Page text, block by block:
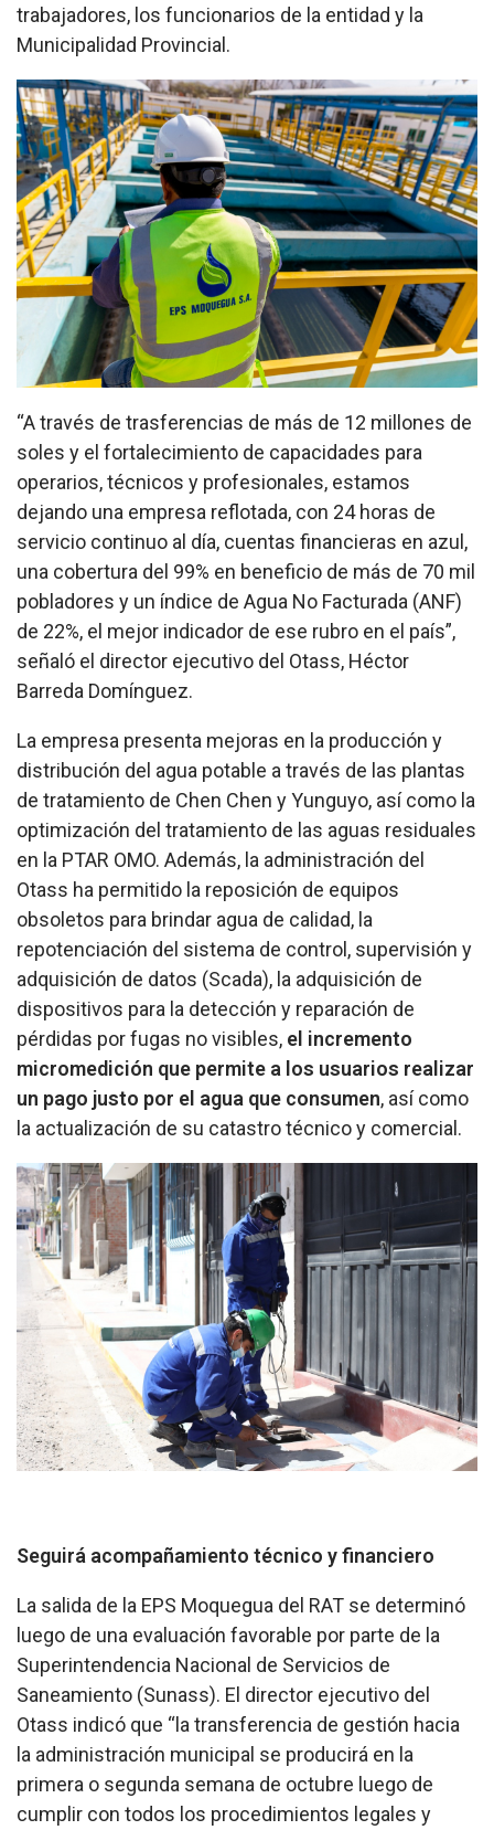
trabajadores, los funcionarios de la entidad y la
Municipalidad Provincial.
“A través de trasferencias de más de 12 millones de
soles y el fortalecimiento de capacidades para
operarios, técnicos y profesionales, estamos
dejando una empresa reflotada, con 24 horas de
servicio continuo al día, cuentas financieras en azul,
una cobertura del 99% en beneficio de más de 70 mil
pobladores y un índice de Agua No Facturada (ANF)
de 22%, el mejor indicador de ese rubro en el país”,
señaló el director ejecutivo del Otass, Héctor
Barreda Domínguez.
La empresa presenta mejoras en la producción y
distribución del agua potable a través de las plantas
de tratamiento de Chen Chen y Yunguyo, así como la
optimización del tratamiento de las aguas residuales
en la PTAR OMO. Además, la administración del
Otass ha permitido la reposición de equipos
obsoletos para brindar agua de calidad, la
repotenciación del sistema de control, supervisión y
adquisición de datos (Scada), la adquisición de
dispositivos para la detección y reparación de
pérdidas por fugas no visibles, el incremento
micromedición que permite a los usuarios realizar
un pago justo por el agua que consumen, así como
la actualización de su catastro técnico y comercial.
Seguirá acompañamiento técnico y financiero
La salida de la EPS Moquegua del RAT se determinó
luego de una evaluación favorable por parte de la
Superintendencia Nacional de Servicios de
Saneamiento (Sunass). El director ejecutivo del
Otass indicó que “la transferencia de gestión hacia
la administración municipal se producirá en la
primera o segunda semana de octubre luego de
cumplir con todos los procedimientos legales y